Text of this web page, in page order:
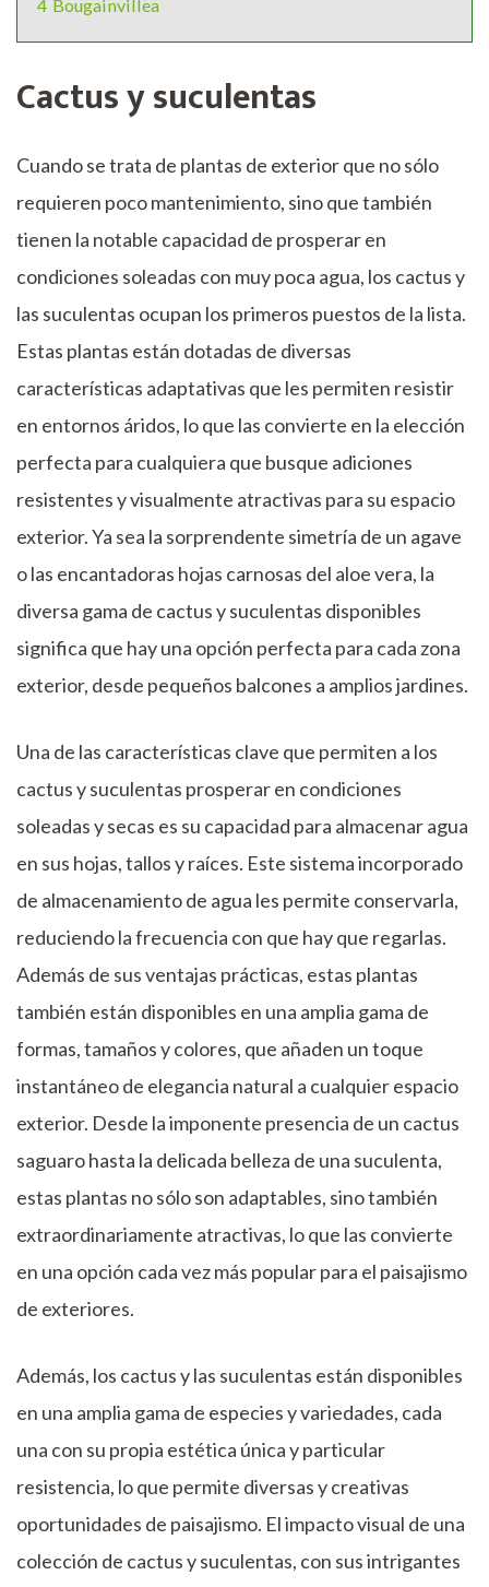
4 Bougainvillea
Cactus y suculentas
Cuando se trata de plantas de exterior que no sólo
requieren poco mantenimiento, sino que también
tienen la notable capacidad de prosperar en
condiciones soleadas con muy poca agua, los cactus y
las suculentas ocupan los primeros puestos de la lista.
Estas plantas están dotadas de diversas
características adaptativas que les permiten resistir
en entornos áridos, lo que las convierte en la elección
perfecta para cualquiera que busque adiciones
resistentes y visualmente atractivas para su espacio
exterior. Ya sea la sorprendente simetría de un agave
o las encantadoras hojas carnosas del aloe vera, la
diversa gama de cactus y suculentas disponibles
significa que hay una opción perfecta para cada zona
exterior, desde pequeños balcones a amplios jardines.
Una de las características clave que permiten a los
cactus y suculentas prosperar en condiciones
soleadas y secas es su capacidad para almacenar agua
en sus hojas, tallos y raíces. Este sistema incorporado
de almacenamiento de agua les permite conservarla,
reduciendo la frecuencia con que hay que regarlas.
Además de sus ventajas prácticas, estas plantas
también están disponibles en una amplia gama de
formas, tamaños y colores, que añaden un toque
instantáneo de elegancia natural a cualquier espacio
exterior. Desde la imponente presencia de un cactus
saguaro hasta la delicada belleza de una suculenta,
estas plantas no sólo son adaptables, sino también
extraordinariamente atractivas, lo que las convierte
en una opción cada vez más popular para el paisajismo
de exteriores.
Además, los cactus y las suculentas están disponibles
en una amplia gama de especies y variedades, cada
una con su propia estética única y particular
resistencia, lo que permite diversas y creativas
oportunidades de paisajismo. El impacto visual de una
colección de cactus y suculentas, con sus intrigantes